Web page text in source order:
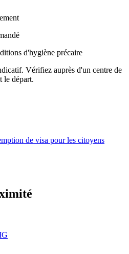
d'hygiène précaire
Vérifiez auprès d'un centre de
le départ.
de visa pour les citoyens